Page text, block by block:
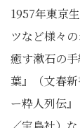
1957年東京
ツなど様々
癒す漱石の
葉』（文春
ー粋人列伝